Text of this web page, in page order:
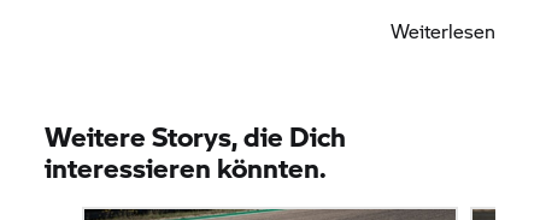
werde genau vergleichen, was ich persönlich
bergauf.“
Weiterlesen
Weitere Storys, die Dich
interessieren könnten.